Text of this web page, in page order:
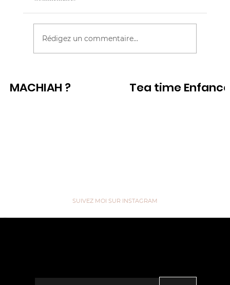
Rédigez un commentaire...
MACHIAH ? Tea time
SUIVEZ MOI SUR INSTAGRAM